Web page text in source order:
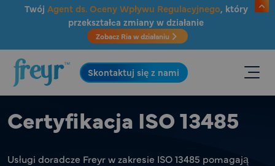
Przejdź do głównej treści
Twój Agent ds. Oceny Wpływu Regulacyjnego, który
przekształca zmiany w działanie
Zobacz Ria w działaniu
.
Skontaktuj się z nami
Certyfikacja ISO 13485
Usługi doradcze Freyr w zakresie ISO 13485 pomagają